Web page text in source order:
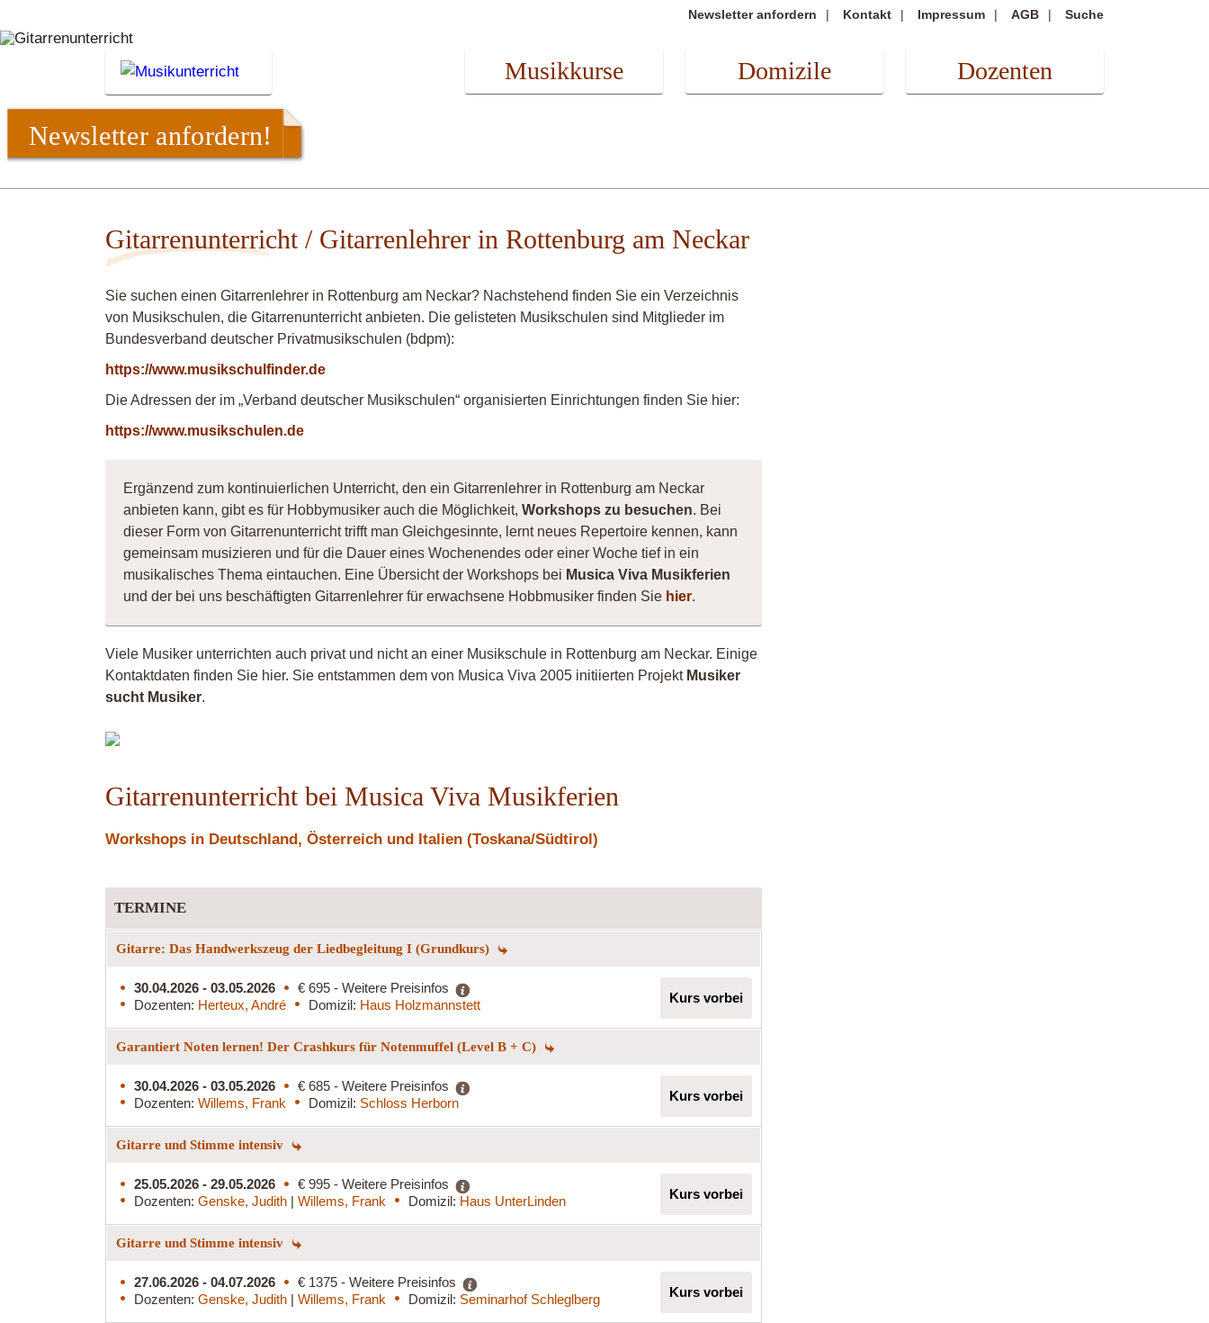
Newsletter anfordern Kontakt Impressum AGB Suche
Musikkurse Domizile Dozenten
Newsletter anfordern!
Gitarrenunterricht / Gitarrenlehrer in Rottenburg am Neckar
Sie suchen einen Gitarrenlehrer in Rottenburg am Neckar? Nachstehend finden Sie ein Verzeichnis
von Musikschulen, die Gitarrenunterricht anbieten. Die gelisteten Musikschulen sind Mitglieder im
Bundesverband deutscher Privatmusikschulen (bdpm):
https://www.musikschulfinder.de
Die Adressen der im „Verband deutscher Musikschulen“ organisierten Einrichtungen finden Sie hier:
https://www.musikschulen.de
Ergänzend zum kontinuierlichen Unterricht, den ein Gitarrenlehrer in Rottenburg am Neckar
anbieten kann, gibt es für Hobbymusiker auch die Möglichkeit, Workshops zu besuchen. Bei
dieser Form von Gitarrenunterricht trifft man Gleichgesinnte, lernt neues Repertoire kennen, kann
gemeinsam musizieren und für die Dauer eines Wochenendes oder einer Woche tief in ein
musikalisches Thema eintauchen. Eine Übersicht der Workshops bei Musica Viva Musikferien
und der bei uns beschäftigten Gitarrenlehrer für erwachsene Hobbmusiker finden Sie hier.
Viele Musiker unterrichten auch privat und nicht an einer Musikschule in Rottenburg am Neckar. Einige
Kontaktdaten finden Sie hier. Sie entstammen dem von Musica Viva 2005 initiierten Projekt Musiker
sucht Musiker.
Gitarrenunterricht bei Musica Viva Musikferien
Workshops in Deutschland, Österreich und Italien (Toskana/Südtirol)
TERMINE
Gitarre: Das Handwerkszeug der Liedbegleitung I (Grundkurs)
30.04.2026 - 03.05.2026
€ 695 - Weitere Preisinfos
Dozenten: Herteux, André Domizil: Haus Holzmannstett Kurs vorbei
Garantiert Noten lernen! Der Crashkurs für Notenmuffel (Level B + C)
30.04.2026 - 03.05.2026
€ 685 - Weitere Preisinfos
Dozenten: Willems, Frank Domizil: Schloss Herborn Kurs vorbei
Gitarre und Stimme intensiv
25.05.2026 - 29.05.2026
€ 995 - Weitere Preisinfos
Dozenten: Genske, Judith | Willems, Frank Domizil: Haus UnterLinden Kurs vorbei
Gitarre und Stimme intensiv
27.06.2026 - 04.07.2026
€ 1375 - Weitere Preisinfos
Dozenten: Genske, Judith | Willems, Frank Domizil: Seminarhof Schleglberg Kurs vorbei